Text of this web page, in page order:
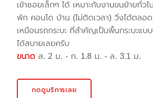
เข้าซอยเล็กๆ ได้ เหมาะกับงานขนย้ายทั่ว
พัก คอนโด บ้าน (ไม่ติดเวลา) วิ่งได้ตลอ
เหมือนรถกระบะ ที่สำคัญเป็นพื้นกระบะแบ
ได้สบายเลยครับ
ขนาด ส. 2 ม. - ก. 1.8 ม. - ล. 3.1 ม.
กดดูบริการเลย